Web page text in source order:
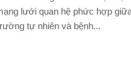
lưới quan hệ phức hợp
tự nhiên và bệnh...